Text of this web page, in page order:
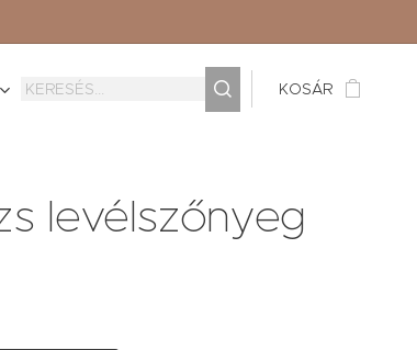
KOSÁR
levélszőnyeg